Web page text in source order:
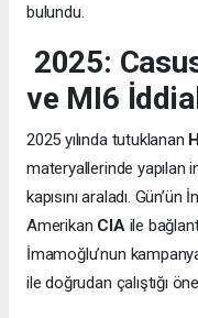
bulundu.
2025:
ve MI6
2025 yılında tutuklanan
materyallerinde yapılan
kapısını araladı.
Amerikan CIAile
İmamoğlu’nun
ile doğrudan çalıştığı